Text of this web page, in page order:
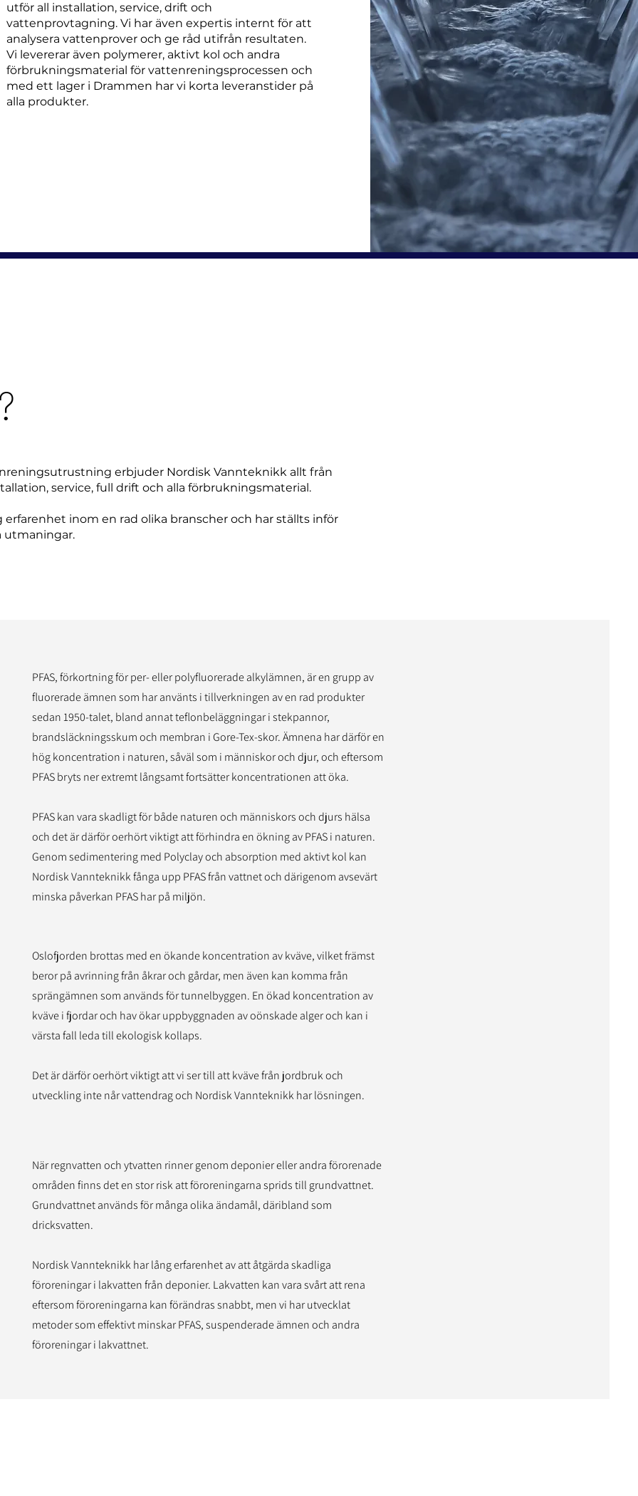
utför all installation, service, drift och
vattenprovtagning. Vi har även expertis internt för att
analysera vattenprover och ge råd utifrån resultaten.
Vi levererar även polymerer, aktivt kol och andra
förbrukningsmaterial för vattenreningsprocessen och
med ett lager i Drammen har vi korta leveranstider på
alla produkter.
erbjuder Nordisk Vannteknikk allt från
service, full drift och alla förbrukningsmaterial.
inom en rad olika branscher och har ställts inför
utmaningar.
PFAS, förkortning för per- eller polyfluorerade alkylämnen, är en grupp av
fluorerade ämnen som har använts i tillverkningen av en rad produkter
sedan 1950-talet, bland annat teflonbeläggningar i stekpannor,
brandsläckningsskum och membran i Gore-Tex-skor. Ämnena har därför en
hög koncentration i naturen, såväl som i människor och djur, och eftersom
PFAS bryts ner extremt långsamt fortsätter koncentrationen att öka.
PFAS kan vara skadligt för både naturen och människors och djurs hälsa
och det är därför oerhört viktigt att förhindra en ökning av PFAS i naturen.
Genom sedimentering med Polyclay och absorption med aktivt kol kan
Nordisk Vannteknikk fånga upp PFAS från vattnet och därigenom avsevärt
minska påverkan PFAS har på miljön.
Oslofjorden brottas med en ökande koncentration av kväve, vilket främst
beror på avrinning från åkrar och gårdar, men även kan komma från
sprängämnen som används för tunnelbyggen. En ökad koncentration av
kväve i fjordar och hav ökar uppbyggnaden av oönskade alger och kan i
värsta fall leda till ekologisk kollaps.
Det är därför oerhört viktigt att vi ser till att kväve från jordbruk och
utveckling inte når vattendrag och Nordisk Vannteknikk har lösningen.
När regnvatten och ytvatten rinner genom deponier eller andra förorenade
områden finns det en stor risk att föroreningarna sprids till grundvattnet.
Grundvattnet används för många olika ändamål, däribland som
dricksvatten.
Nordisk Vannteknikk har lång erfarenhet av att åtgärda skadliga
föroreningar i lakvatten från deponier. Lakvatten kan vara svårt att rena
eftersom föroreningarna kan förändras snabbt, men vi har utvecklat
metoder som effektivt minskar PFAS, suspenderade ämnen och andra
föroreningar i lakvattnet.